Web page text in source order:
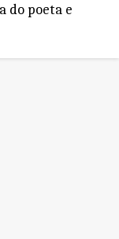
do poeta e